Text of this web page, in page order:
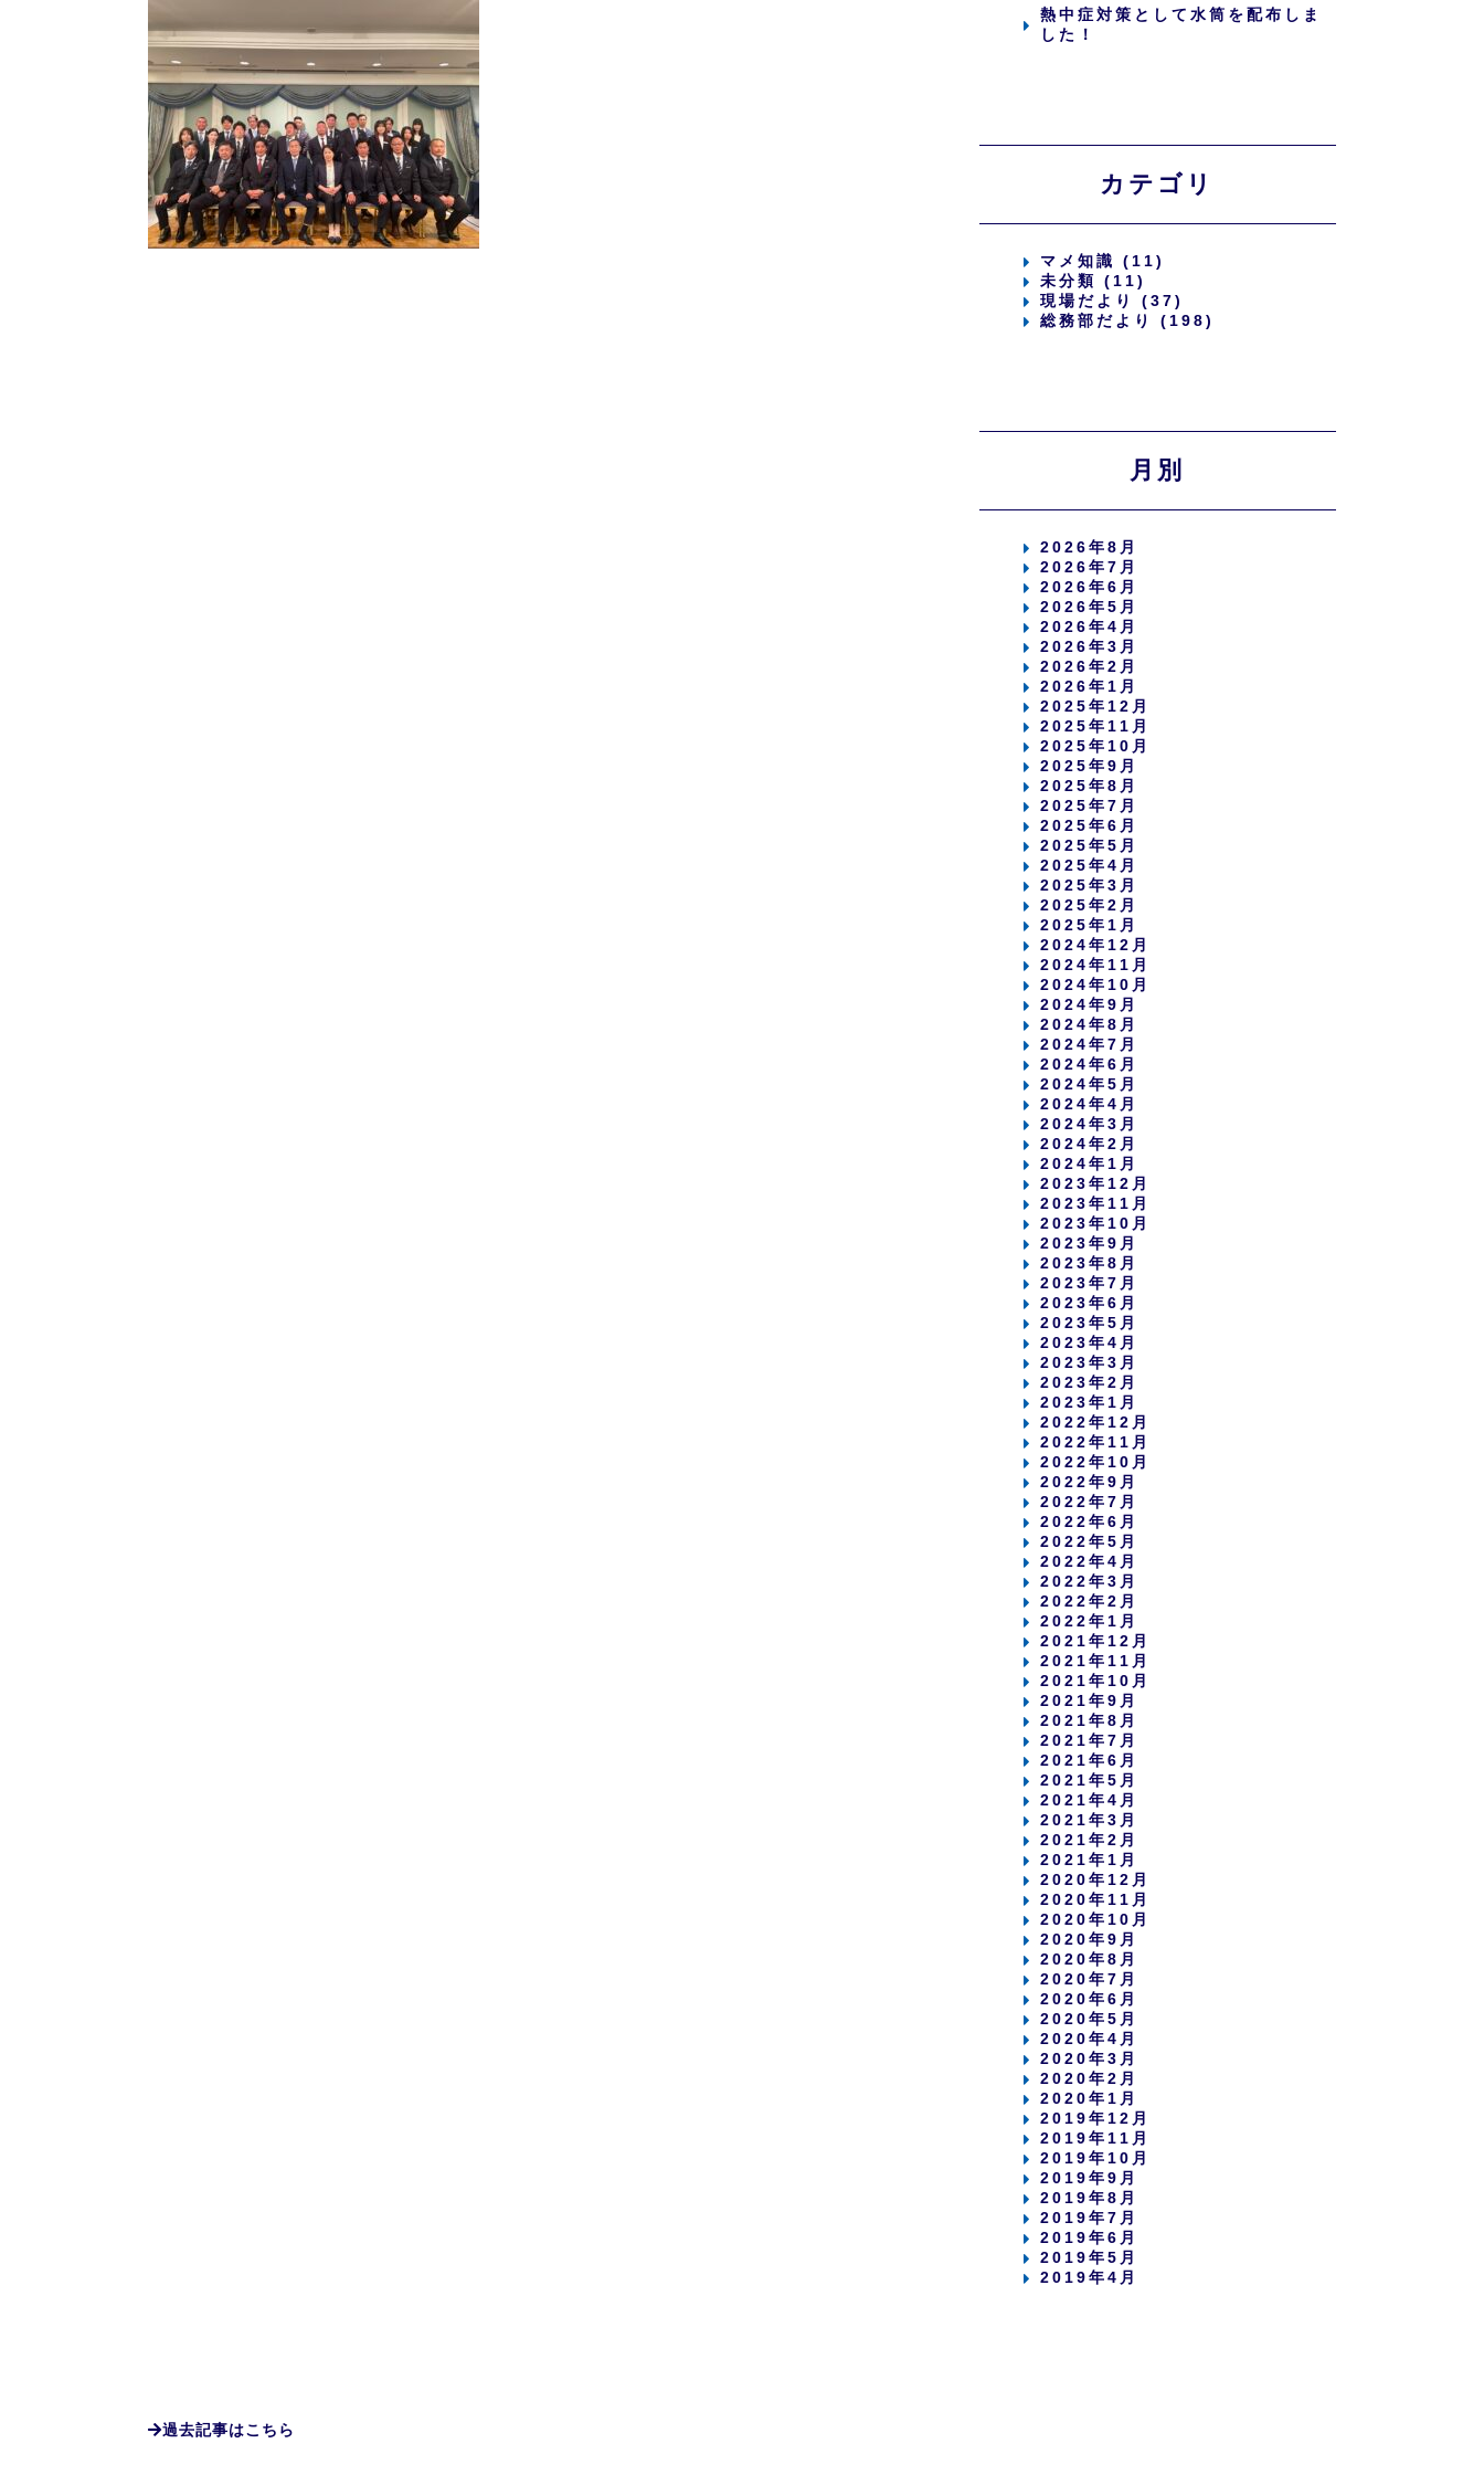
熱中症対策として水筒を配布しま
した！
カテゴリ
マメ知識 (11)
未分類 (11)
現場だより (37)
総務部だより (198)
月別
2026年8月
2026年7月
2026年6月
2026年5月
2026年4月
2026年3月
2026年2月
2026年1月
2025年12月
2025年11月
2025年10月
2025年9月
2025年8月
2025年7月
2025年6月
2025年5月
2025年4月
2025年3月
2025年2月
2025年1月
2024年12月
2024年11月
2024年10月
2024年9月
2024年8月
2024年7月
2024年6月
2024年5月
2024年4月
2024年3月
2024年2月
2024年1月
2023年12月
2023年11月
2023年10月
2023年9月
2023年8月
2023年7月
2023年6月
2023年5月
2023年4月
2023年3月
2023年2月
2023年1月
2022年12月
2022年11月
2022年10月
2022年9月
2022年7月
2022年6月
2022年5月
2022年4月
2022年3月
2022年2月
2022年1月
2021年12月
2021年11月
2021年10月
2021年9月
2021年8月
2021年7月
2021年6月
2021年5月
2021年4月
2021年3月
2021年2月
2021年1月
2020年12月
2020年11月
2020年10月
2020年9月
2020年8月
2020年7月
2020年6月
2020年5月
2020年4月
2020年3月
2020年2月
2020年1月
2019年12月
2019年11月
2019年10月
2019年9月
2019年8月
2019年7月
2019年6月
2019年5月
2019年4月
過去記事はこちら